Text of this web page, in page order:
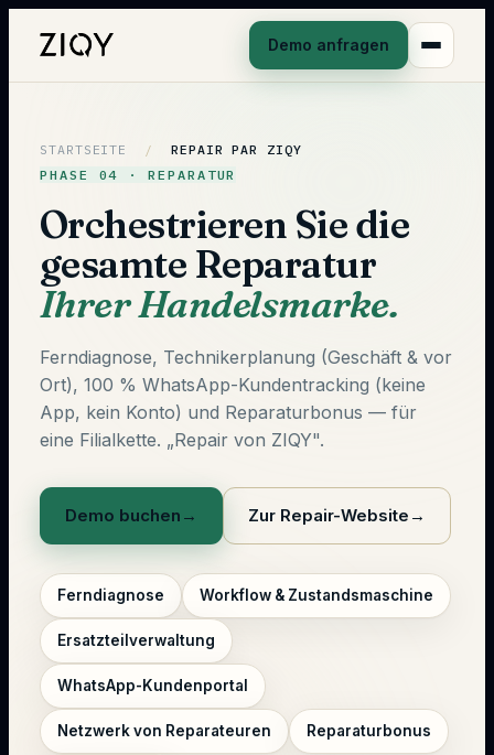
Demo anfragen
STARTSEITE /
REPAIR PAR ZIQY
PHASE 04 · REPARATUR
Orchestrieren Sie die
gesamte Reparatur
Ihrer Handelsmarke.
Ferndiagnose, Technikerplanung (Geschäft & vor
Ort), 100 % WhatsApp-Kundentracking (keine
App, kein Konto) und Reparaturbonus — für
eine Filialkette. „Repair von ZIQY".
Demo buchen → Zur Repair-Website →
Ferndiagnose Workflow & Zustandsmaschine
Ersatzteilverwaltung
WhatsApp-Kundenportal
Netzwerk von Reparateuren Reparaturbonus